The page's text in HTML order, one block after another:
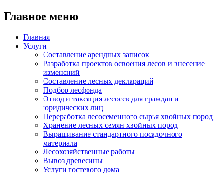
Главное меню
Главная
Услуги
Составление арендных записок
Разработка проектов освоения лесов и внесение
изменений
Составление лесных деклараций
Подбор лесфонда
Отвод и таксация лесосек для граждан и
юридических лиц
Переработка лесосеменного сырья хвойных пород
Хранение лесных семян хвойных пород
Выращивание стандартного посадочного
материала
Лесохозяйственные работы
Вывоз древесины
Услуги гостевого дома